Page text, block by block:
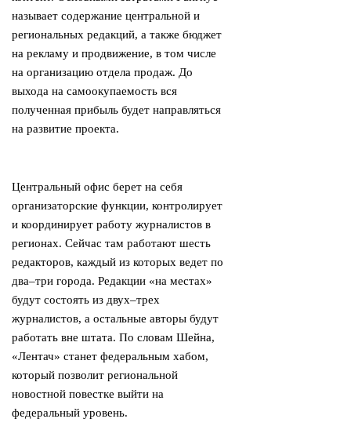
называет содержание центральной и
региональных редакций, а также бюджет
на рекламу и продвижение, в том числе
на организацию отдела продаж. До
выхода на самоокупаемость вся
полученная прибыль будет направляться
на развитие проекта.
Центральный офис берет на себя
организаторские функции, контролирует
и координирует работу журналистов в
регионах. Сейчас там работают шесть
редакторов, каждый из которых ведет по
два–три города. Редакции «на местах»
будут состоять из двух–трех
журналистов, а остальные авторы будут
работать вне штата. По словам Шейна,
«Лентач» станет федеральным хабом,
который позволит региональной
новостной повестке выйти на
федеральный уровень.